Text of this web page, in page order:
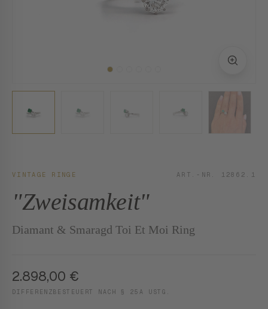
VINTAGE RINGE ART.-NR. 12862.1
"Zweisamkeit"
Diamant & Smaragd Toi Et Moi Ring
2.898,00 €
DIFFERENZBESTEUERT NACH § 25A USTG.